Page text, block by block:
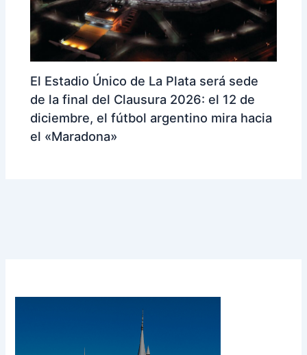
El Estadio Único de La Plata será sede
de la final del Clausura 2026: el 12 de
diciembre, el fútbol argentino mira hacia
el «Maradona»